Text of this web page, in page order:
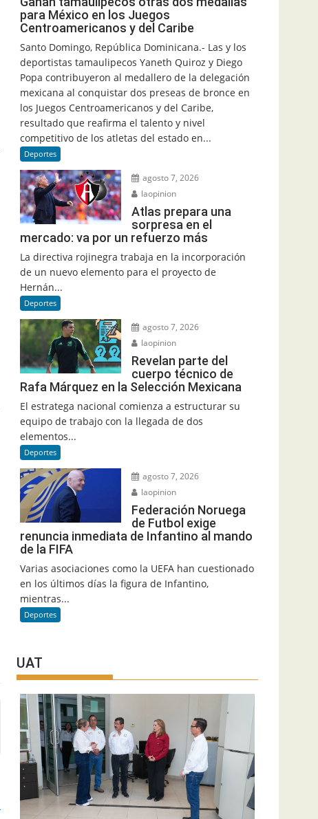
para México en los Juegos
Centroamericanos y del Caribe
Santo Domingo, República Dominicana.- Las y los
deportistas tamaulipecos Yaneth Quiroz y Diego
Popa contribuyeron al medallero de la delegación
mexicana al conquistar dos preseas de bronce en
los Juegos Centroamericanos y del Caribe,
resultado que reafirma el talento y nivel
competitivo de los atletas del estado en...
Deportes
agosto 7, 2026
laopinion
Atlas prepara una
sorpresa en el
mercado: va por un refuerzo más
La directiva rojinegra trabaja en la incorporación
de un nuevo elemento para el proyecto de
Hernán...
Deportes
agosto 7, 2026
laopinion
Revelan parte del
cuerpo técnico de
Rafa Márquez en la Selección Mexicana
El estratega nacional comienza a estructurar su
equipo de trabajo con la llegada de dos
elementos...
Deportes
agosto 7, 2026
laopinion
Federación Noruega
de Futbol exige
renuncia inmediata de Infantino al mando
de la FIFA
Varias asociaciones como la UEFA han cuestionado
en los últimos días la figura de Infantino,
mientras...
Deportes
UAT